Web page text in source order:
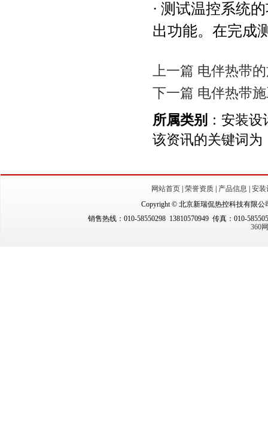
· 测试温控系统
出功能。在完成
上一篇 电伴热带
下一篇 电伴热带
所属类别 ：安装设
该资讯的关键词为
网站首页 荣誉资质 产品信息
安装
Copyright © 北京新瑞侃热控科技有限公
销售热线：010-58550298 13810570949 传真：010-
360